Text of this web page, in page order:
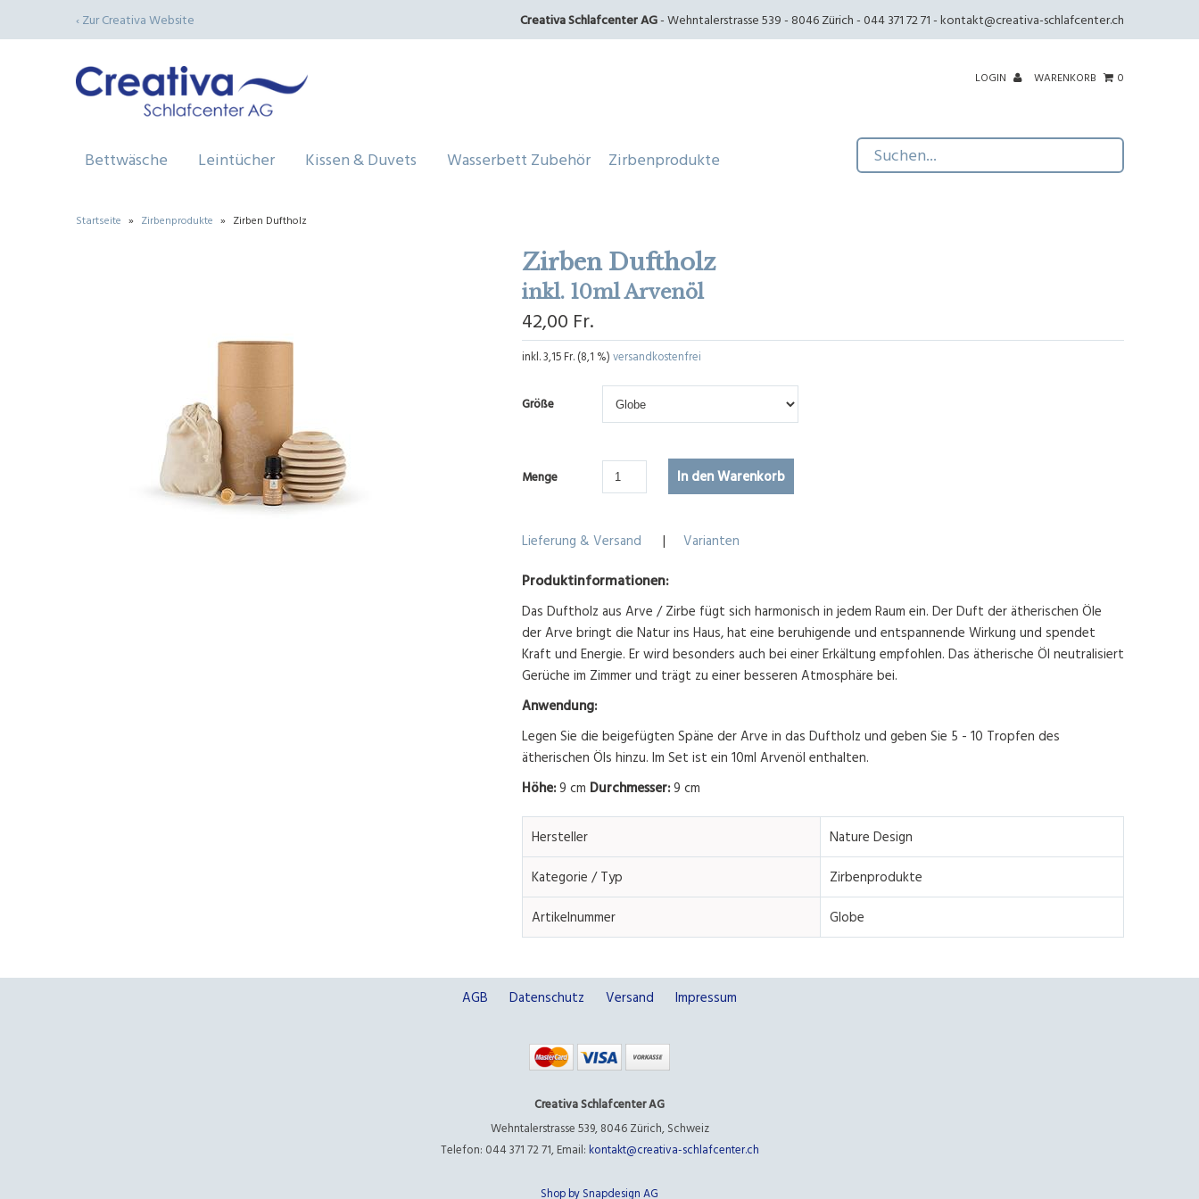
‹ Zur Creativa Website Creativa Schlafcenter AG- Wehntalerstrasse 539 - 8046 Zürich - 044 371 72 71 -kontakt@creativa-schlafcenter.ch
LOGIN WARENKORB 0
Bettwäsche Leintücher Kissen & Duvets Wasserbett Zubehör Zirbenprodukte
Startseite » Zirbenprodukte » Zirben Duftholz
Zirben Duftholz
inkl. 10ml Arvenöl
42,00 Fr.
inkl.3,15 Fr.(8,1 %) versandkostenfrei
Größe
Menge
Lieferung & Versand | Varianten
Produktinformationen:
Das Duftholz aus Arve / Zirbe fügt sich harmonisch in jedem Raum ein. Der Duft der ätherischen Öle
der Arve bringt die Natur ins Haus, hat eine beruhigende und entspannende Wirkung und spendet
Kraft und Energie. Er wird besonders auch bei einer Erkältung empfohlen. Das ätherische Öl neutralisiert
Gerüche im Zimmer und trägt zu einer besseren Atmosphäre bei.
Anwendung:
Legen Sie die beigefügten Späne der Arve in das Duftholz und geben Sie 5 - 10 Tropfen des
ätherischen Öls hinzu. Im Set ist ein 10ml Arvenöl enthalten.
Höhe:9 cm Durchmesser:9 cm
Hersteller
Nature Design
Kategorie / Typ
Zirbenprodukte
Artikelnummer
Globe
AGB Datenschutz Versand Impressum
Creativa Schlafcenter AG
Wehntalerstrasse 539, 8046 Zürich, Schweiz
Telefon: 044 371 72 71, Email: kontakt@creativa-schlafcenter.ch
Shop by Snapdesign AG